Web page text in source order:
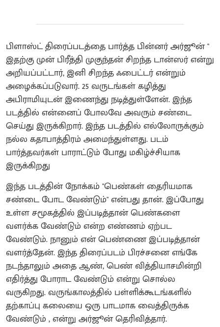
பிளாஸ்ட் திரைப்படத்தை பார்த்த பின்னர் அர்ஜூன் "
இதற்கு முன் பிரீத்தி முகுந்தன் சிறந்த டான்ஸர் என்று
அறியப்பட்டார், இனி சிறந்த ஃபைட்டர் என்றும்
அழைக்கப்படுவார். 25 வருடங்கள் கழித்து
அபிராமியுடன் இணைந்து நடித்துள்ளேன். இந்த
படத்தில் என்னைப் போலவே அவரும் சண்டை
செய்து இருக்கிறார். இந்த படத்தில் எல்லோருக்கும்
நல்ல கதாபாத்திரம் அமைந்துள்ளது. படம்
பார்த்தவர்கள் பாராட்டும் போது மகிழ்ச்சியாக
இருக்கிறது
இந்த படத்தின் நோக்கம் "பெண்கள் தைரியமாக
சண்டை போட வேண்டும்" என்பது தான். இப்போது
உள்ள சமூகத்தில் இப்படித்தான் பெண்களை
வளர்க்க வேண்டும் என்ற எண்ணம் ஏற்பட
வேண்டும். நானும் என் பெண்ணை இப்படித்தான்
வளர்த்தேன். இந்த திரைப்படம் பிரச்சனை எங்கே
நடந்தாலும் அதை ஆண், பெண் வித்தியாசமின்றி
எதிர்த்து போராட வேண்டும் என்று சொல்ல
வருகிறது. வருங்காலத்தில் பள்ளிக்கூடங்களில்
தற்காப்பு கலையை ஒரு பாடமாக வைத்திருக்க
வேண்டும் , என்று அர்ஜூன் தெரிவித்தார்.